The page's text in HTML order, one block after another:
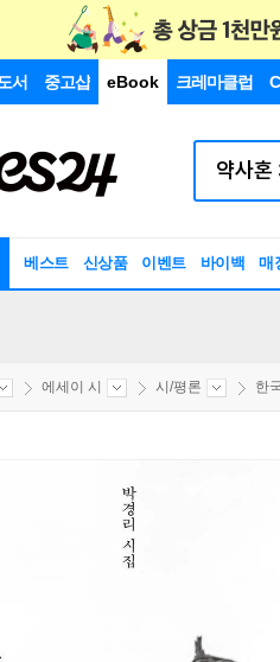
서 중고샵 eBook 크레마클럽
베스트 신상품 이벤트 바이백 매
에세이 시 시/평론 한